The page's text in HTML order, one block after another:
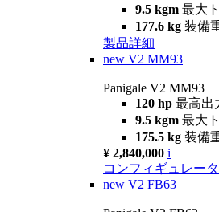
9.5 kgm 最大
177.6 kg 装備
製品詳細
new V2 MM93
Panigale V2 MM93
120 hp 最高出
9.5 kgm 最大
175.5 kg 装備
¥ 2,840,000 i
コンフィギュレー
new V2 FB63